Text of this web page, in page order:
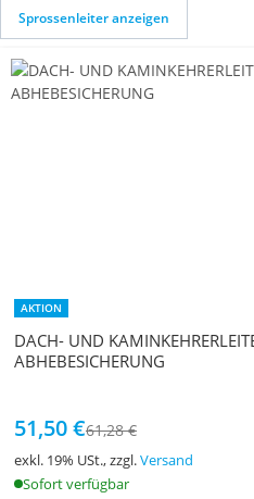
Sprossenleiter anzeigen
AKTION
DACH- UND
ABHEBESICHERUNG
51,50 €61,28 €
exkl. 19% USt., zzgl.Versand
Sofort verfügbar